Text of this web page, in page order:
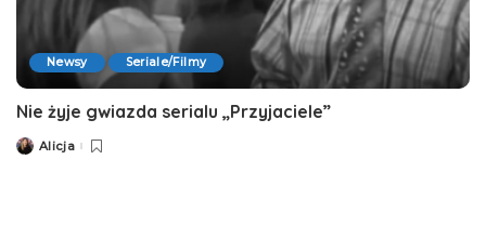
Newsy Seriale/Filmy
Nie żyje gwiazda serialu „Przyjaciele”
Posted
Alicja